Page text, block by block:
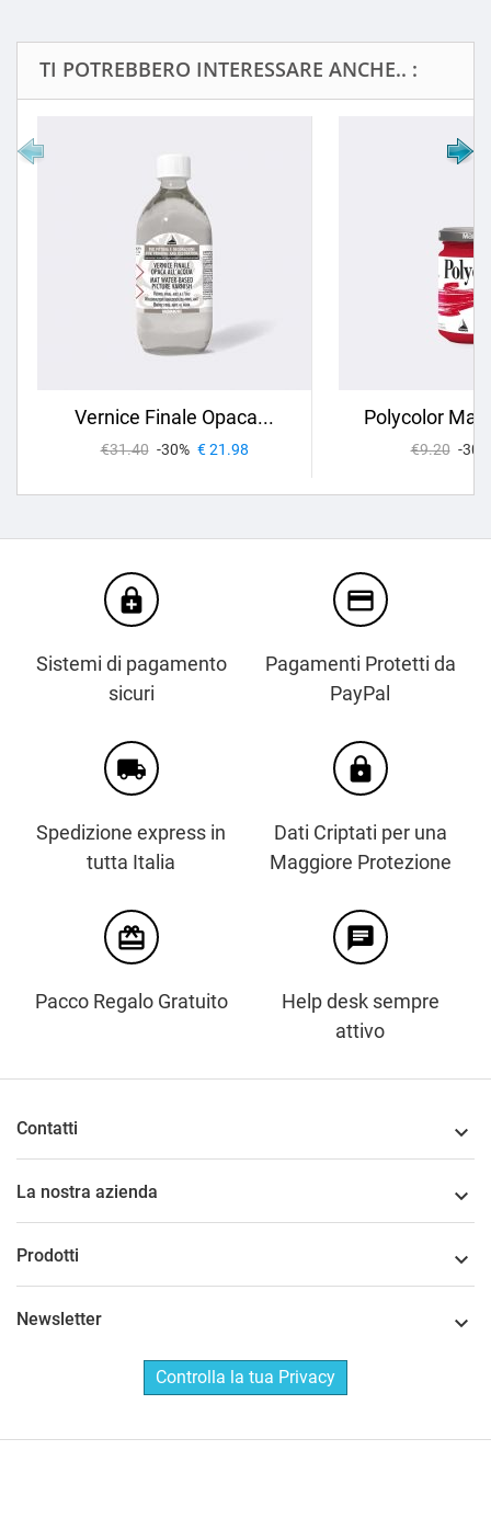
TI POTREBBERO INTERESSARE ANCHE.. :
Vernice Finale Opaca...
€31.40 -30% € 21.98
Polycolor
€9.20 -30%
enhanced_encryption
Sistemi di pagamento
sicuri
credit_card
Pagamenti Protetti da
PayPal
local_shipping
Spedizione express in
tutta Italia
https
Dati Criptati per una
Maggiore Protezione
card_giftcard
Pacco Regalo Gratuito
chat
Help desk sempre
attivo
Contatti 
La nostra azienda 
Prodotti 
Newsletter 
Controlla la tua Privacy